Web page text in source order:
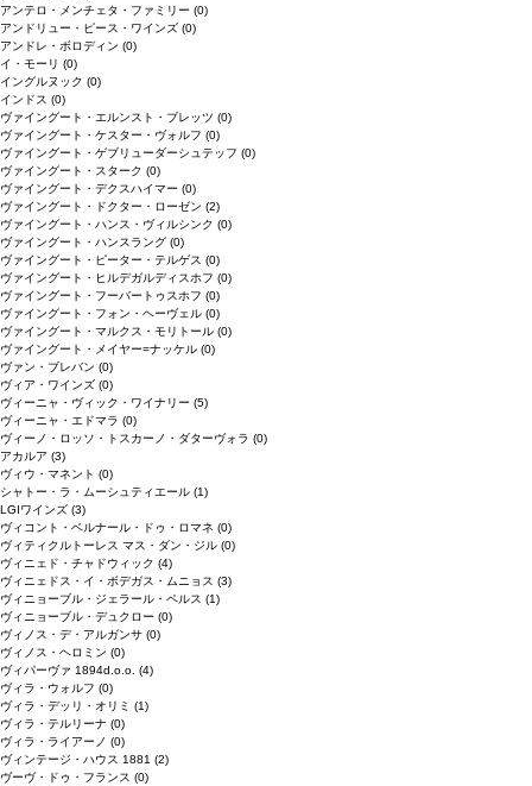
アンテロ・メンチェタ・ファミリー (0)
アンドリュー・ピース・ワインズ (0)
アンドレ・ボロディン (0)
イ・モーリ (0)
イングルヌック (0)
インドス (0)
ヴァイングート・エルンスト・ブレッツ (0)
ヴァイングート・ケスター・ヴォルフ (0)
ヴァイングート・ゲブリューダーシュテッフ (0)
ヴァイングート・スターク (0)
ヴァイングート・デクスハイマー (0)
ヴァイングート・ドクター・ローゼン (2)
ヴァイングート・ハンス・ヴィルシンク (0)
ヴァイングート・ハンスラング (0)
ヴァイングート・ピーター・テルゲス (0)
ヴァイングート・ヒルデガルディスホフ (0)
ヴァイングート・フーバートゥスホフ (0)
ヴァイングート・フォン・ヘーヴェル (0)
ヴァイングート・マルクス・モリトール (0)
ヴァイングート・メイヤー=ナッケル (0)
ヴァン・ブレバン (0)
ヴィア・ワインズ (0)
ヴィーニャ・ヴィック・ワイナリー (5)
ヴィーニャ・エドマラ (0)
ヴィーノ・ロッソ・トスカーノ・ダターヴォラ (0)
アカルア (3)
ヴィウ・マネント (0)
シャトー・ラ・ムーシュティエール (1)
LGIワインズ (3)
ヴィコント・ベルナール・ドゥ・ロマネ (0)
ヴィティクルトーレス マス・ダン・ジル (0)
ヴィニェド・チャドウィック (4)
ヴィニェドス・イ・ボデガス・ムニョス (3)
ヴィニョーブル・ジェラール・ペルス (1)
ヴィニョーブル・デュクロー (0)
ヴィノス・デ・アルガンサ (0)
ヴィノス・ヘロミン (0)
ヴィパーヴァ 1894d.o.o. (4)
ヴィラ・ウォルフ (0)
ヴィラ・デッリ・オリミ (1)
ヴィラ・テルリーナ (0)
ヴィラ・ライアーノ (0)
ヴィンテージ・ハウス 1881 (2)
ヴーヴ・ドゥ・フランス (0)